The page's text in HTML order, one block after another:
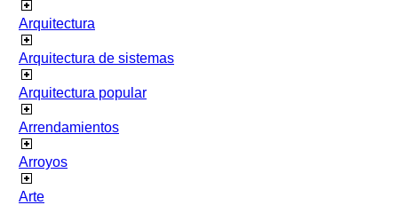
Arquitectura
Arquitectura de sistemas
Arquitectura popular
Arrendamientos
Arroyos
Arte